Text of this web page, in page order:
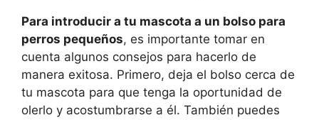
Para introducir a tu mascota a un bolso para
perros pequeños, es importante tomar en
cuenta algunos consejos para hacerlo de
manera exitosa. Primero, deja el bolso cerca de
tu mascota para que tenga la oportunidad de
olerlo y acostumbrarse a él. También puedes